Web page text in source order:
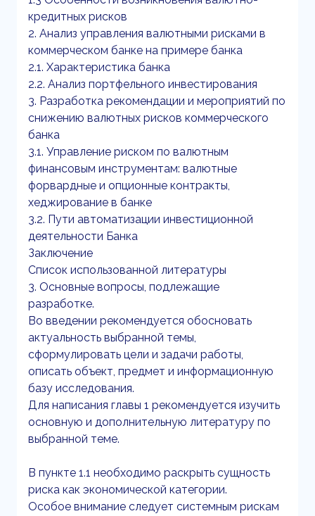
кредитных рисков
2. Анализ управления валютными рисками в
коммерческом банке на примере банка
2.1. Характеристика банка
2.2. Анализ портфельного инвестирования
3. Разработка рекомендации и мероприятий по
снижению валютных рисков коммерческого
банка
3.1. Управление риском по валютным
финансовым инструментам: валютные
форвардные и опционные контракты,
хеджирование в банке
3.2. Пути автоматизации инвестиционной
деятельности Банка
Заключение
Список использованной литературы
3. Основные вопросы, подлежащие
разработке.
Во введении рекомендуется обосновать
актуальность выбранной темы,
сформулировать цели и задачи работы,
описать объект, предмет и информационную
базу исследования.
Для написания главы 1 рекомендуется изучить
основную и дополнительную литературу по
выбранной теме.
В пункте 1.1 необходимо раскрыть сущность
риска как экономической категории.
Особое внимание следует системным рискам